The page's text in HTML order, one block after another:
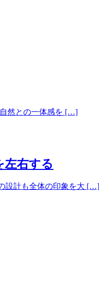
然との一体感を […]
左右する
設計も全体の印象を大 […]